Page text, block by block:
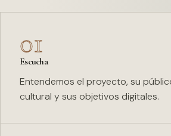
01
Escucha
Entendemos el proyecto, su
cultural y sus objetivos digitales.